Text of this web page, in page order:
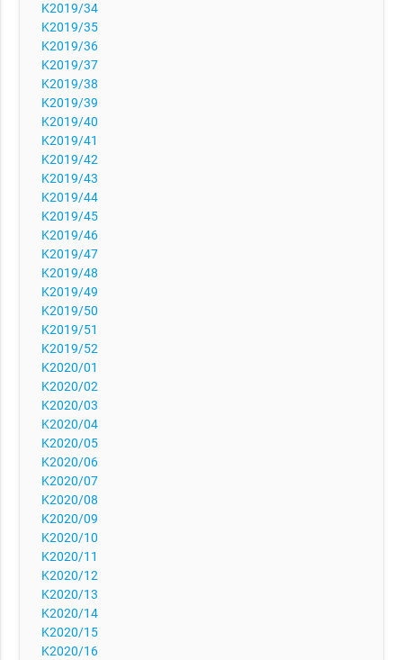
K2019/34
K2019/35
K2019/36
K2019/37
K2019/38
K2019/39
K2019/40
K2019/41
K2019/42
K2019/43
K2019/44
K2019/45
K2019/46
K2019/47
K2019/48
K2019/49
K2019/50
K2019/51
K2019/52
K2020/01
K2020/02
K2020/03
K2020/04
K2020/05
K2020/06
K2020/07
K2020/08
K2020/09
K2020/10
K2020/11
K2020/12
K2020/13
K2020/14
K2020/15
K2020/16